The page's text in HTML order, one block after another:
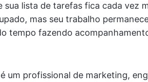
sua lista de tarefas fica cada vez
mas seu trabalho
tempo fazendo
um profissional de marketing,